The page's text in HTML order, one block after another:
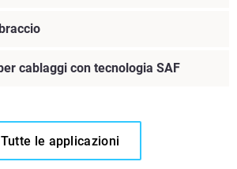
cablaggi con tecnologia SAF
Tutte le applicazioni